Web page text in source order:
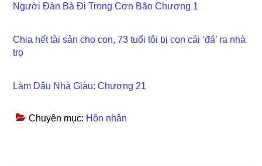
Người Đàn Bà Đi Trong Cơn Bão Chương 1
Chia hết tài sản cho con, 73 tuổi tôi bị con cái ‘đá’ ra nhà
trọ
Làm Dâu Nhà Giàu: Chương 21
Chuyên mục: Hôn nhân